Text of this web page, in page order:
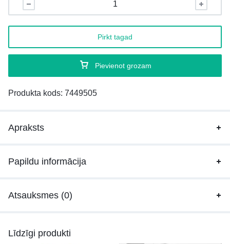
Pievienot grozam
Pirkt tagad
Produkta kods: 7449505
Apraksts
Papildu informācija
Atsauksmes (0)
Līdzīgi produkti